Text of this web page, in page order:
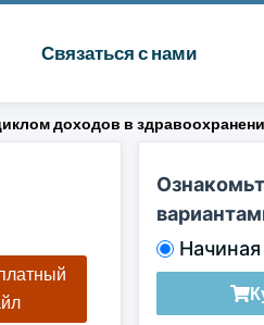
Связаться с нами
доходов в
Начиная